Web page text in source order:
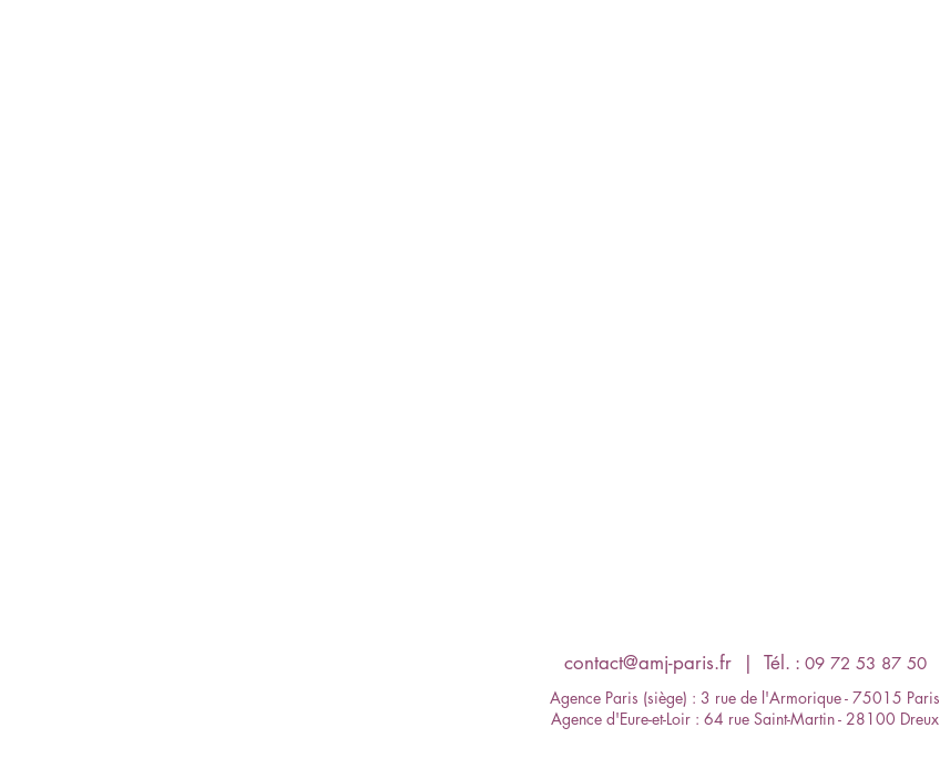
contact@amj-paris.fr​ | Tél. : 09 72 53 87 50
Agence Paris (siège) : 3 rue de l'Armorique - 75015 Paris
Agence d'Eure-et-Loir : 64 rue Saint-Martin - 28100 Dreux